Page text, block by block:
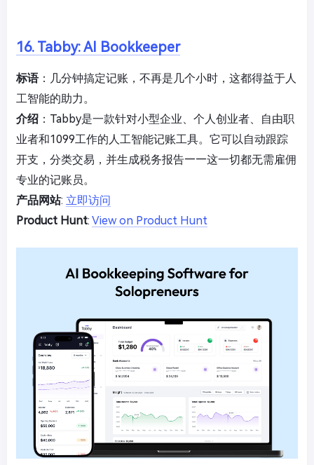
16. Tabby: AI Bookkeeper
标语：几分钟搞定记账，不再是几个小时，这都得益于人
工智能的助力。
介绍 ：Tabby是一款针对小型企业、个人创业者、自由职
业者和1099工作的人工智能记账工具。它可以自动跟踪
开支，分类交易，并生成税务报告——这一切都无需雇佣
专业的记账员。
产品网站: 立即访问
Product Hunt: View on Product Hunt